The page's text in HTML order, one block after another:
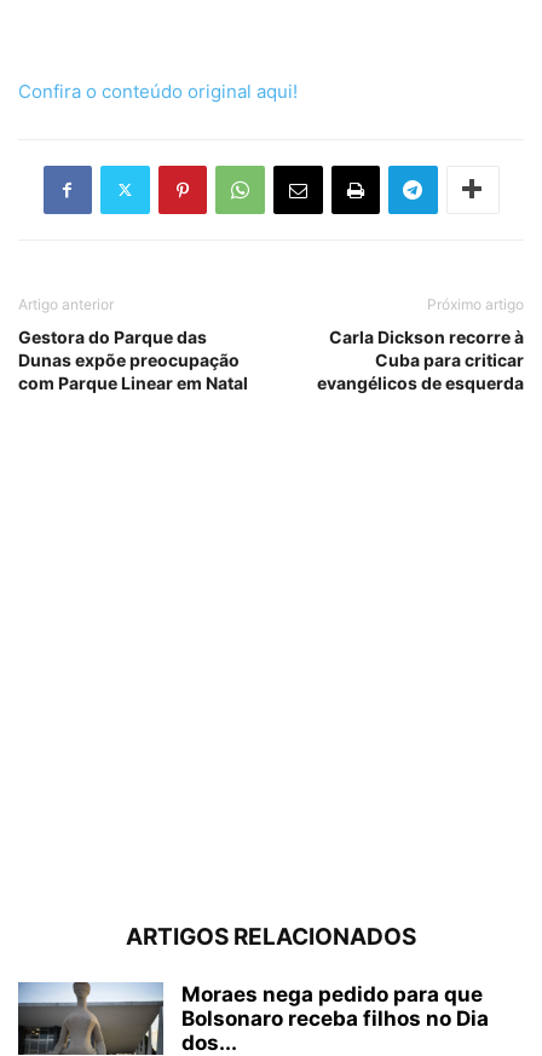
Confira o conteúdo original aqui!
Artigo anterior
Gestora do Parque das
Dunas expõe preocupação
com Parque Linear em Natal
Próximo artigo
Carla Dickson recorre à
Cuba para criticar
evangélicos de esquerda
ARTIGOS RELACIONADOS
Moraes nega pedido para que
Bolsonaro receba filhos no Dia
dos...